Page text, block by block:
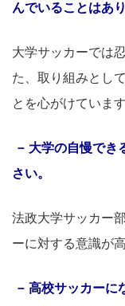
んでいることはあ
大学サッカーでは
た、取り組みとし
とを心がけています
大学の自慢でき
さい。
法政大学サッカー
ーに対する意識が
高校サッカーに